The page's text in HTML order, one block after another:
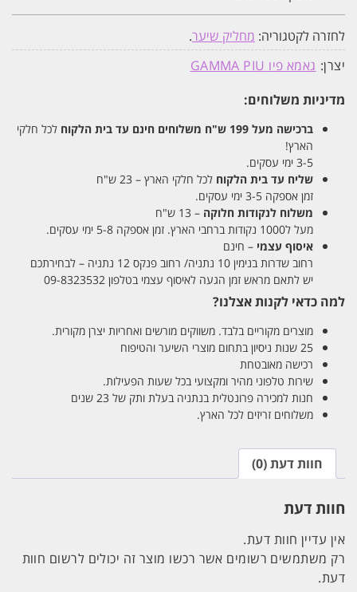
לחזרה לקטגוריה: מחליק שיער.
יצרן: גאמא פיו GAMMA PIU
מדיניות משלוחים:
ברכישה מעל 199 ש"ח משלוחים חינם עד בית הלקוח לכל חלקי
הארץ!
3-5 ימי עסקים.
שליח עד בית הלקוח לכל חלקי הארץ – 23 ש"ח
זמן אספקה 3-5 ימי עסקים.
משלוח לנקודות חלוקה – 13 ש"ח
מעל ל1000 נקודות ברחבי הארץ. זמן אספקה 5-8 ימי עסקים.
איסוף עצמי – חינם
רחוב שדרות בנימין 10 נתניה/ רחוב פנקס 12 נתניה – לבחירתכם
יש לתאם מראש זמן הגעה לאיסוף עצמי בטלפון 09-8323532
למה כדאי לקנות אצלנו?
מוצרים מקוריים בלבד. משווקים מורשים ואחריות יצרן מקורית.
25 שנות ניסיון בתחום מוצרי השיער והטיפוח
רכישה מאובטחת
שירות טלפוני מהיר ומקצועי בכל שעות הפעילות.
חנות למכירה פרונטלית בנתניה בעלת ותק של 23 שנים
משלוחים זריזים לכל הארץ.
חוות דעת (0)
חוות דעת
אין עדיין חוות דעת.
רק משתמשים רשומים אשר רכשו מוצר זה יכולים לרשום חוות
דעת.